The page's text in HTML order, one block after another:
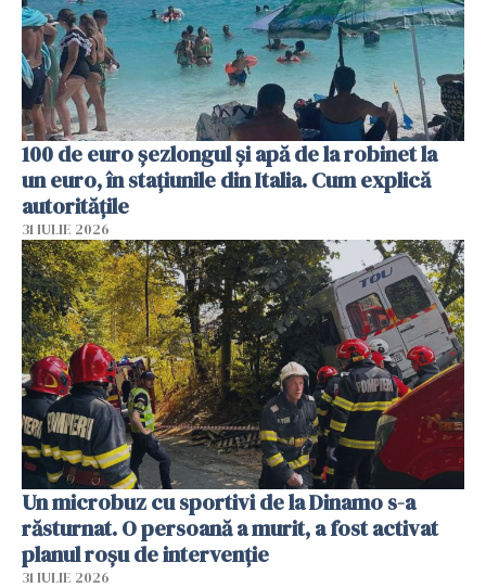
100 de euro șezlongul și apă de la robinet la
un euro, în stațiunile din Italia. Cum explică
autoritățile
31 IULIE 2026
Un microbuz cu sportivi de la Dinamo s-a
răsturnat. O persoană a murit, a fost activat
planul roșu de intervenție
31 IULIE 2026